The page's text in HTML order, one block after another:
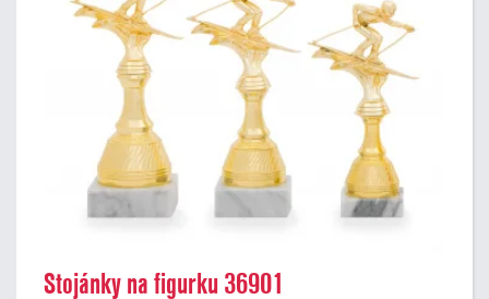
Stojánky na figurku 36901